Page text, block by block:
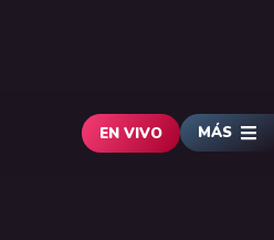
EN VIVO MÁS